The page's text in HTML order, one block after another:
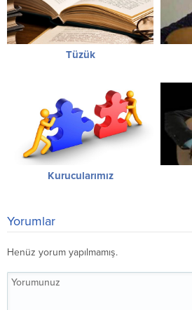
Tüzük
Kurucularımız
Yorumlar
Henüz yorum yapılmamış.